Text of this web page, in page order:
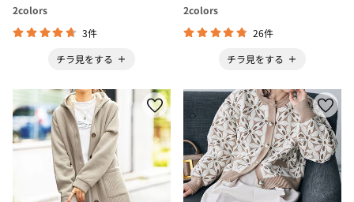
2colors
3件
チラ見をする
2colors
26件
チラ見をする